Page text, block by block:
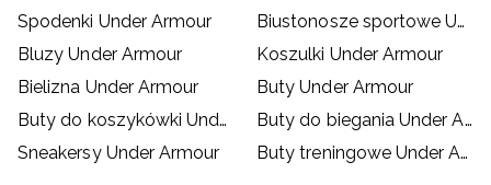
Spodenki Under Armour
Biustonosze sportowe Under Armour
Bluzy Under Armour
Koszulki Under Armour
Bielizna Under Armour
Buty Under Armour
Buty do koszykówki Under Armour
Buty do biegania Under Armour
Sneakersy Under Armour
Buty treningowe Under Armour